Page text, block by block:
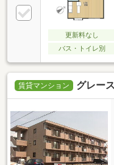
更新料なし
バス・トイレ別
賃貸マンション グレー